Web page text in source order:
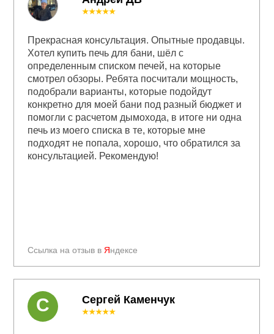
Ссылка на отзыв в Яндексе
★★★★★
Прекрасная консультация. Опытные продавцы.
Хотел купить печь для бани, шёл с
определенным списком печей, на которые
смотрел обзоры. Ребята посчитали мощность,
подобрали варианты, которые подойдут
конкретно для моей бани под разный бюджет и
помогли с расчетом дымохода, в итоге ни одна
печь из моего списка в те, которые мне
подходят не попала, хорошо, что обратился за
консультацией. Рекомендую!
Сергей Каменчук
★★★★★
С